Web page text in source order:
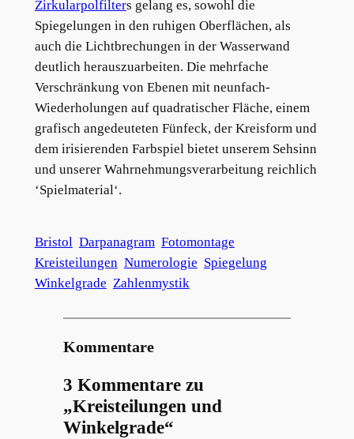
Zirkularpolfilters gelang es, sowohl die
Spiegelungen in den ruhigen Oberflächen, als
auch die Lichtbrechungen in der Wasserwand
deutlich herauszuarbeiten. Die mehrfache
Verschränkung von Ebenen mit neunfach-
Wiederholungen auf quadratischer Fläche, einem
grafisch angedeuteten Fünfeck, der Kreisform und
dem irisierenden Farbspiel bietet unserem Sehsinn
und unserer Wahrnehmungsverarbeitung reichlich
‘Spielmaterial‘.
Bristol Darpanagram Fotomontage
Kreisteilungen Numerologie Spiegelung
Winkelgrade Zahlenmystik
Kommentare
3 Kommentare zu
„Kreisteilungen und
Winkelgrade“